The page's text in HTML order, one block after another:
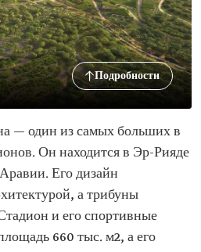
Подробности
— один из самых больших в
Он находится в Эр-Рияде
Его дизайн
а трибуны
и его спортивные
660 тыс. м2, а его